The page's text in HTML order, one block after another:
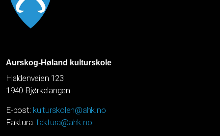
Aurskog-Høland kulturskole
Haldenveien 123
1940 Bjørkelangen
E-post: kulturskolen@ahk.no
Faktura: faktura@ahk.no